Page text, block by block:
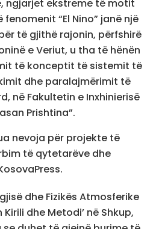
ngjarjet ekstreme të motit
“El Nino” janë një
të gjithë rajonin, përfshirë
e Veriut, u tha të hënën
të konceptit të sistemit të
dhe paralajmërimit të
në Fakultetin e Inxhinierisë
Prishtina”.
nevoja për projekte të
të qytetarëve dhe
dhe Fizikës Atmosferike
Kirili dhe Metodi’ në Shkup,